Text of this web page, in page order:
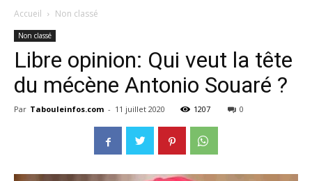
Accueil Non classé
Non classé
Libre opinion: Qui veut la tête
du mécène Antonio Souaré ?
Par Tabouleinfos.com - 11 juillet 2020 1207 0